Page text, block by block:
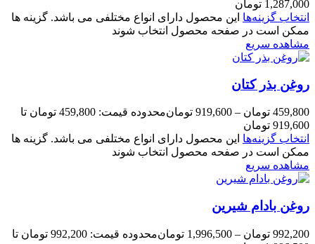
1,287,000 تومان
انتخاب گزینه‌ها این محصول دارای انواع مختلفی می باشد. گزینه ها
ممکن است در صفحه محصول انتخاب شوند
مشاهده سریع
روغن بذر کتان
459,800 تومان –
919,600 تومان
محدوده قیمت: 459,800 تومان تا
919,600 تومان
انتخاب گزینه‌ها این محصول دارای انواع مختلفی می باشد. گزینه ها
ممکن است در صفحه محصول انتخاب شوند
مشاهده سریع
روغن بادام شیرین
992,200 تومان –
1,996,500 تومان
محدوده قیمت: 992,200 تومان تا